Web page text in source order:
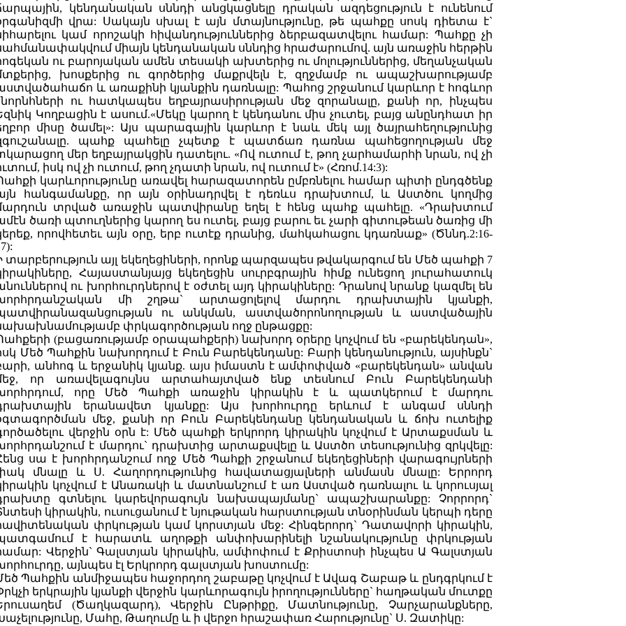
կենդանական սննդի անցկացնելը դրական ազդեցություն է ունենում
վրա: Սակայն սխալ է այն մտայնությունը, թե պահքը սոսկ դիետա է`
կամ որոշակի հիվանդություններից ձերբազատվելու համար: Պահքը չի
միայն կենդանական սննդից հրաժարումով. այն առաջին հերթին
ու բարոյական ամեն տեսակի ախտերից ու մոլություններից, մեղանչական
խոսքերից ու գործերից մաքրվելն է, զղջմամբ ու ապաշխարությամբ
և առաքինի կյանքին դառնալը: Պահոց շրջանում կարևոր է հոգևոր
ու հատկապես եղբայրասիրության մեջ զորանալը, քանի որ, ինչպես
Կողբացին է ասում.«Մեկը կարող է կենդանու միս չուտել, բայց անընդհատ իր
միսը ծամել»: Այս պարագային կարևոր է նաև մեկ այլ ծայրահեղությունից
պահք պահելը չպետք է պատճառ դառնա պահեցողության մեջ
մեր եղբայրակցին դատելու. «Ով ուտում է, թող չարհամարհի նրան, ով չի
իսկ ով չի ուտում, թող չդատի նրան, ով ուտում է» (Հռոմ.14:3):
կարևորությունը առավել հարազատորեն ըմբռնելու համար պիտի ընդգծենք
հանգամանքը, որ այն օրինադրվել է դեռևս դրախտում, և Աստծու կողմից
տրված առաջին պատվիրանը եղել է հենց պահք պահելը. «Դրախտում
ծառի պտուղներից կարող ես ուտել, բայց բարու եւ չարի գիտութեան ծառից մի
որովհետեւ այն օրը, երբ ուտէք դրանից, մահկահացու կդառնաք» (Ծննդ.2:16-
տարբերություն այլ եկեղեցիների, որոնք պարզապես թվակարգում են Մեծ պահքի 7
Հայաստանյայց եկեղեցին սուրբգրային հիմք ունեցող յուրահատուկ
ու խորհուրդներով է օժտել այդ կիրակիները: Դրանով նրանք կազմել են
մի շղթա` արտացոլելով մարդու դրախտային կյանքի,
ու անկման, աստվածորոնողության և աստվածային
փրկագործության ողջ ընթացքը:
(բացառությամբ օրապահքերի) նախորդ օրերը կոչվում են «բարեկենդան»,
Մեծ Պահքին նախորդում է Բուն Բարեկենդանը: Բարի կենդանություն, այսինքն`
անհոգ և երջանիկ կյանք. այս իմաստն է ամփոփված «բարեկենդան» անվան
որ առավելագույնս արտահայտված ենք տեսնում Բուն Բարեկենդանի
որը Մեծ Պահքի առաջին կիրակին է և պատկերում է մարդու
երանավետ կյանքը: Այս խորհուրդը երևում է անգամ սննդի
մեջ, քանի որ Բուն Բարեկենդանը կենդանական և ճոխ ուտելիք
վերջին օրն է: Մեծ պահքի երկրորդ կիրակին կոչվում է Արտաքսման և
է մարդու` դրախտից արտաքսվելը և Աստծո տեսությունից զրկվելը:
սա է խորհրդանշում ողջ Մեծ Պահքի շրջանում եկեղեցիների վարագույրների
մնալը և Ս. Հաղորդությունից հավատացյալների անմասն մնալը: Երրորդ
կոչվում է Անառակի և մատնանշում է առ Աստված դառնալու և կորուսյալ
գտնելու կարեվորագույն նախապայմանը` ապաշխարանքը: Չորրորդ`
կիրակին, ուսուցանում է նյութական հարստության տնօրինման կերպի դերը
փրկության կամ կորստյան մեջ: Հինգերորդ` Դատավորի կիրակին,
է հարատև աղոթքի անփոխարինելի նշանակությունը փրկության
Վերջին` Գալստյան կիրակին, ամփոփում է Քրիստոսի ինչպես Ա Գալստյան
այնպես էլ Երկրորդ գալստյան խոստումը:
Պահքին անմիջապես հաջորդող շաբաթը կոչվում է Ավագ Շաբաթ և ընդգրկում է
երկրային կյանքի վերջին կարևորագույն իրողությունները` հաղթական մուտքը
(Ծաղկազարդ), Վերջին Ընթրիքը, Մատնությունը, Չարչարանքները,
Մահը, Թաղումը և ի վերջո հրաշափառ Հարությունը` Ս. Զատիկը: